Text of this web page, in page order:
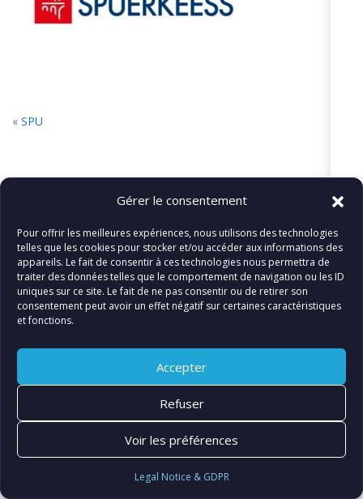
Gérer le consentement
Pour offrir les meilleures expériences, nous utilisons des technologies
telles que les cookies pour stocker et/ou accéder aux informations des
appareils. Le fait de consentir à ces technologies nous permettra de
traiter des données telles que le comportement de navigation ou les ID
uniques sur ce site. Le fait de ne pas consentir ou de retirer son
consentement peut avoir un effet négatif sur certaines caractéristiques
et fonctions.
Accepter
Refuser
Voir les préférences
Legal Notice & GDPR
« SPU
© FIATLUX INTERNATIONAL SARL